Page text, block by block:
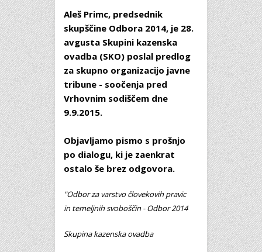
Aleš Primc, predsednik
skupščine Odbora 2014, je 28.
avgusta Skupini kazenska
ovadba (SKO) poslal predlog
za skupno organizacijo javne
tribune - soočenja pred
Vrhovnim sodiščem dne
9.9.2015.
Objavljamo pismo s prošnjo
po dialogu, ki je zaenkrat
ostalo še brez odgovora.
"Odbor za varstvo človekovih pravic
in temeljnih svoboščin - Odbor 2014
Skupina kazenska ovadba